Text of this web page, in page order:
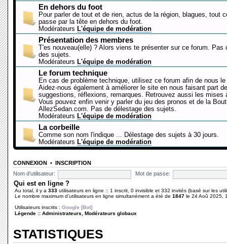
En dehors du foot
Pour parler de tout et de rien, actus de la région, blagues, tout
passe par la tête en dehors du foot.
Modérateurs L'équipe de modération
Présentation des membres
T'es nouveau(elle) ? Alors viens te présenter sur ce forum. Pas
des sujets.
Modérateurs L'équipe de modération
Le forum technique
En cas de problème technique, utilisez ce forum afin de nous le
Aidez-nous également à améliorer le site en nous faisant part
suggestions, réflexions, remarques. Retrouvez aussi les mises
Vous pouvez enfin venir y parler du jeu des pronos et de la
AllezSedan.com. Pas de délestage des sujets.
Modérateurs L'équipe de modération
La corbeille
Comme son nom l'indique ... Délestage des sujets à 30 jours.
Modérateurs L'équipe de modération
CONNEXION • INSCRIPTION
Nom d’utilisateur:
Mot de passe:
Qui est en ligne ?
Au total, il y a 333 utilisateurs en ligne :: 1 inscrit, 0 invisible et 332 invités (basé sur les
Le nombre maximum d’utilisateurs en ligne simultanément a été de 1847 le 24 Aoû 2025,
Utilisateurs inscrits : Google [Bot]
Légende :: Administrateurs Modérateurs globaux
STATISTIQUES